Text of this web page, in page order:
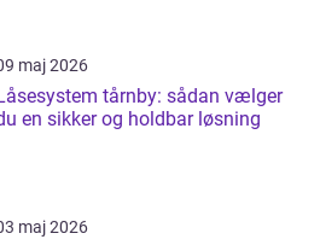
maj 2026
tårnby: sådan vælger
en sikker og holdbar løsning
maj 2026